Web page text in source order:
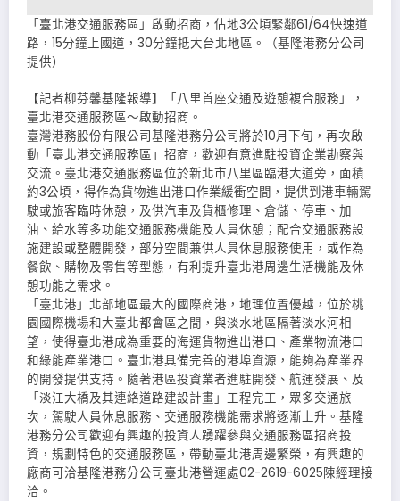
「臺北港交通服務區」啟動招商，佔地3公頃緊鄰61/64快速道
路，15分鐘上國道，30分鐘抵大台北地區。（基隆港務分公司
提供）
【記者柳芬馨基隆報導】「八里首座交通及遊憩複合服務」，
臺北港交通服務區～啟動招商。
臺灣港務股份有限公司基隆港務分公司將於10月下旬，再次啟
動「臺北港交通服務區」招商，歡迎有意進駐投資企業勘察與
交流。臺北港交通服務區位於新北市八里區臨港大道旁，面積
約3公頃，得作為貨物進出港口作業緩衝空間，提供到港車輛駕
駛或旅客臨時休憩，及供汽車及貨櫃修理、倉儲、停車、加
油、給水等多功能交通服務機能及人員休憩；配合交通服務設
施建設或整體開發，部分空間兼供人員休息服務使用，或作為
餐飲、購物及零售等型態，有利提升臺北港周邊生活機能及休
憩功能之需求。
「臺北港」北部地區最大的國際商港，地理位置優越，位於桃
園國際機場和大臺北都會區之間，與淡水地區隔著淡水河相
望，使得臺北港成為重要的海運貨物進出港口、產業物流港口
和綠能產業港口。臺北港具備完善的港埠資源，能夠為產業界
的開發提供支持。隨著港區投資業者進駐開發、航運發展、及
「淡江大橋及其連絡道路建設計畫」工程完工，眾多交通旅
次，駕駛人員休息服務、交通服務機能需求將逐漸上升。基隆
港務分公司歡迎有興趣的投資人踴躍參與交通服務區招商投
資，規劃特色的交通服務區，帶動臺北港周邊繁榮，有興趣的
廠商可洽基隆港務分公司臺北港營運處02-2619-6025陳經理接
洽。